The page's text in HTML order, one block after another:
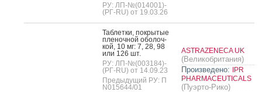
РУ: ЛП-№(014001)-
(РГ-RU) от 19.03.26
Таб­летки, пок­ры­тые
пле­ноч­ной обо­лоч­
кой, 10 мг: 7, 28, 98
или 126 шт.
РУ: ЛП-№(003184)-
(РГ-RU) от 14.09.23
Предыдущий РУ: П
N015644/01
ASTRAZENECA UK
(Великобритания)
Произведено: IPR
PHARMACEUTICALS
(Пуэрто-Рико)